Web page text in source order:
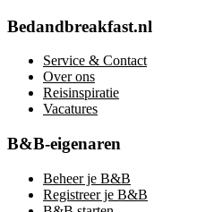
Bedandbreakfast.nl
Service & Contact
Over ons
Reisinspiratie
Vacatures
B&B-eigenaren
Beheer je B&B
Registreer je B&B